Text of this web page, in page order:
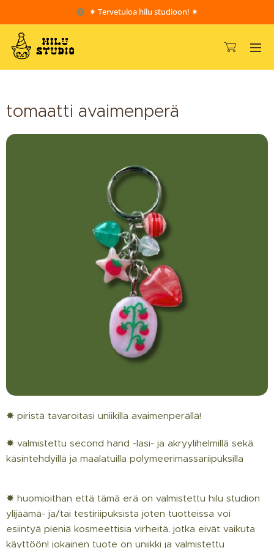
✷ Tervetuloa hilu studioon! ✷
tomaatti avaimenperä
✸ piristä tavaroitasi uniikilla avaimenperällä!
✸ valmistettu second hand -lasi- ja akryylihelmillä sekä
käsintehdyillä ja maalatuilla polymeerimassariipuksilla
✸ huomioithan että tämä erä on valmistettu hilu studion
ylijäämä- ja/tai testiriipuksista joten tuotteissa voi
esiintyä pieniä kosmeettisia virheitä, jotka eivät vaikuta
käyttöön! jokainen tuote on uniikki ja valmistettu